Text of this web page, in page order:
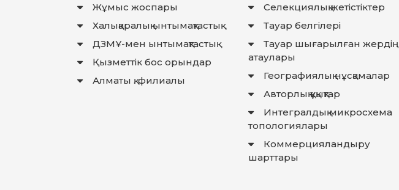
Жұмыс жоспары
Халықаралық ынтымақтастық
ДЗМҰ-мен ынтымақтастық
Қызметтік бос орындар
Алматы қ. филиалы
Селекциялық жетістіктер
Тауар белгілері
Тауар шығарылған жердiң
атаулары
Географиялық нұсқамалар
Авторлық құқықтар
Интегралдық микросхема
топологиялары
Коммерцияландыру
шарттары